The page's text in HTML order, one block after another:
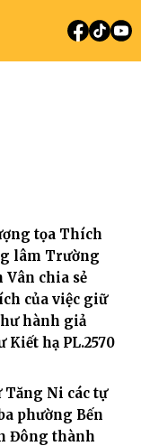
tọa Thích
lâm Trường
Vân chia sẻ
của việc giữ
hành giả
Kiết hạ PL.2570
Ni các tự
phường Bến
Đông thành